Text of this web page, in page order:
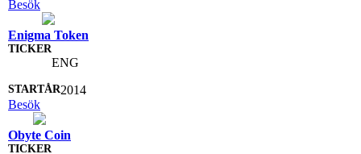
Besök
Enigma Token
ENG
2014
Besök
Obyte Coin